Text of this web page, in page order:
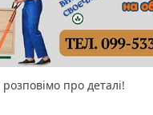
про деталі!